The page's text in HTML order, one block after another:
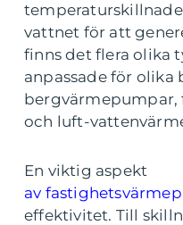
vattnet för att
finns det flera olika
anpassade för olika
och luft-
En viktig aspekt
av
effektivitet. Till